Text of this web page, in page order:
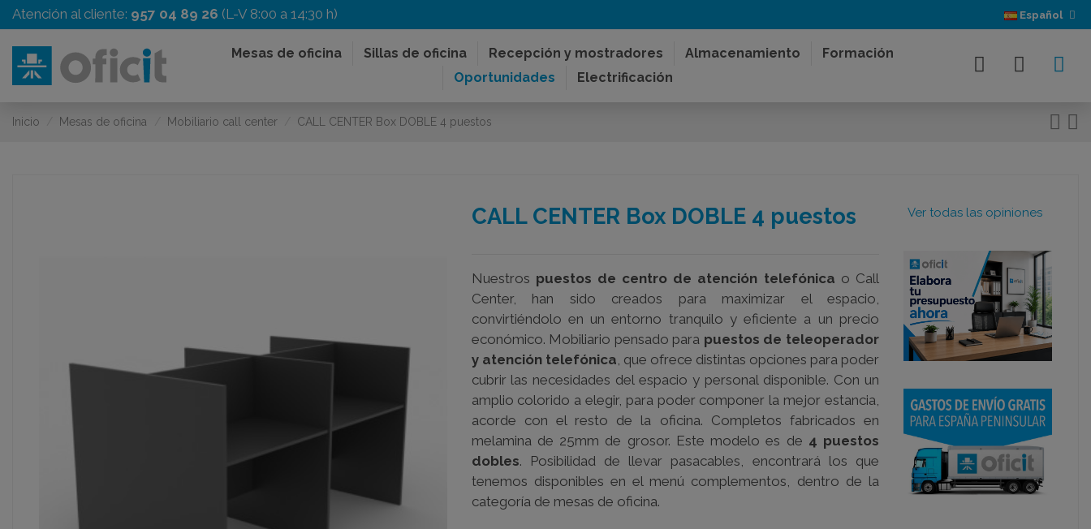
Atención al cliente: 957 04 89 26 (L-V 8:00 a 14:30 h) Español
Mesas de oficina Sillas de oficina Recepción y mostradores Almacenamiento
Formación
Oportunidades
Electrificación
Inicio Mesas de oficina Mobiliario call center CALL CENTER Box DOBLE 4 puestos
CALL CENTER Box DOBLE 4 puestos
Nuestros puestos de centro de atención telefónica o Call
Center, han sido creados para maximizar el espacio,
convirtiéndolo en un entorno tranquilo y eficiente a un precio
económico. Mobiliario pensado para puestos de teleoperador
y atención telefónica , que ofrece distintas opciones para poder
cubrir las necesidades del espacio y personal disponible. Con un
amplio colorido a elegir, para poder componer la mejor estancia,
acorde con el resto de la oficina. Completos fabricados en
melamina de 25mm de grosor. Este modelo es de 4 puestos
dobles.
Posibilidad de llevar pasacables, encontrará los que
tenemos disponibles en el menú complementos, dentro de la
categoría de mesas de oficina.
Ver todas las opiniones